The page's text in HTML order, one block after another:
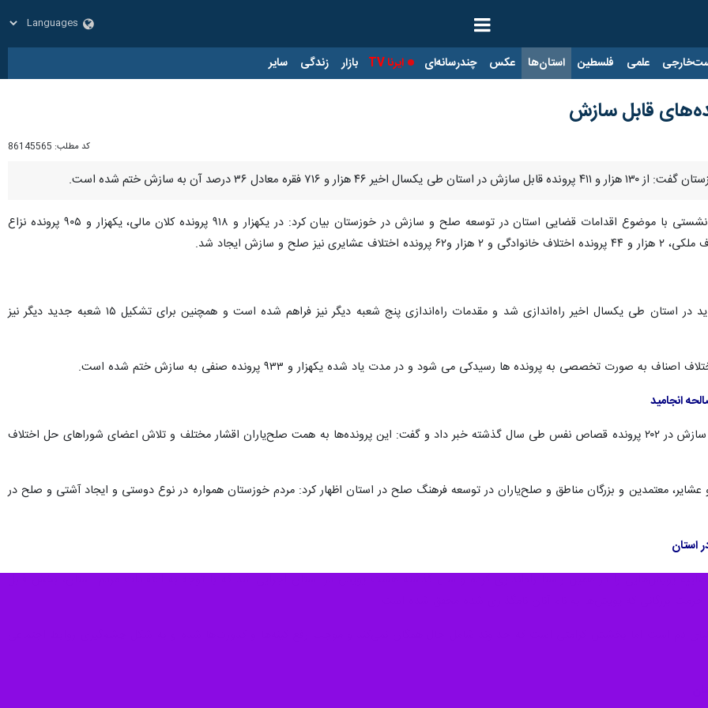
علمی فلسطین استان‌ها عکس چندرسانه‌ای ایرنا TV بازار زندگی سایر
کد مطلب: 86145565